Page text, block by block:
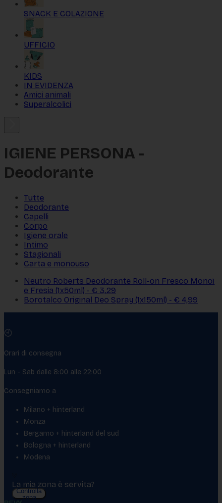
SNACK E COLAZIONE
UFFICIO
KIDS
IN EVIDENZA
Amici animali
Superalcolici
IGIENE PERSONA -
Deodorante
Tutte
Deodorante
Capelli
Corpo
Igiene orale
Intimo
Stagionali
Carta e monouso
Neutro Roberts Deodorante Roll-on Fresco Monoï
e Fresia (1x50ml) - € 3,29
Borotalco Original Deo Spray (1x150ml) - € 4,99
🕘
Orari di consegna
Lun - Sab dalle 8:00 alle 22:00
Consegniamo a
Milano + hinterland
Monza
Bergamo + hinterland del sud
Bologna + hinterland
Modena
La mia zona è servita?
Controlla
zona